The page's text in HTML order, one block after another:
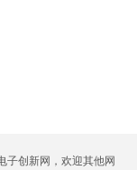
子创新网，欢迎其他网